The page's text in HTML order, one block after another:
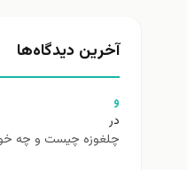
آخرین دیدگاه‌ها
و
در
چلغوزه چیست و چه